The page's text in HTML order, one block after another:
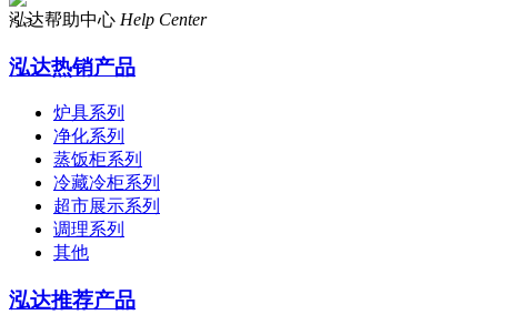
< >
泓达帮助中心 Help Center
泓达热销产品
炉具系列
净化系列
蒸饭柜系列
冷藏冷柜系列
超市展示系列
调理系列
其他
泓达推荐产品